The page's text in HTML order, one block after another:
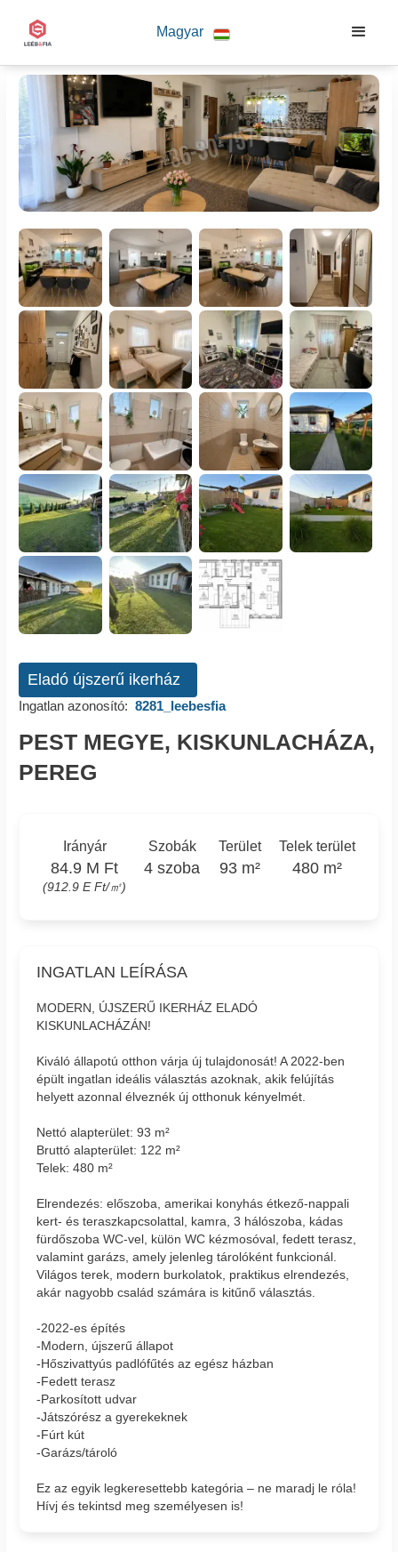
Magyar
Eladó újszerű ikerház
Ingatlan azonosító: 8281_leebesfia
PEST MEGYE, KISKUNLACHÁZA,
PEREG
Irányár
84.9 M Ft
(912.9 E Ft/㎡)
Szobák
4 szoba
Terület
93 m²
Telek terület
480 m²
INGATLAN LEÍRÁSA
MODERN, ÚJSZERŰ IKERHÁZ ELADÓ
KISKUNLACHÁZÁN!
Kiváló állapotú otthon várja új tulajdonosát! A 2022-ben
épült ingatlan ideális választás azoknak, akik felújítás
helyett azonnal élveznék új otthonuk kényelmét.
Nettó alapterület: 93 m²
Bruttó alapterület: 122 m²
Telek: 480 m²
Elrendezés: előszoba, amerikai konyhás étkező-nappali
kert- és teraszkapcsolattal, kamra, 3 hálószoba, kádas
fürdőszoba WC-vel, külön WC kézmosóval, fedett terasz,
valamint garázs, amely jelenleg tárolóként funkcionál.
Világos terek, modern burkolatok, praktikus elrendezés,
akár nagyobb család számára is kitűnő választás.
-2022-es építés
-Modern, újszerű állapot
-Hőszivattyús padlófűtés az egész házban
-Fedett terasz
-Parkosított udvar
-Játszórész a gyerekeknek
-Fúrt kút
-Garázs/tároló
Ez az egyik legkeresettebb kategória – ne maradj le róla!
Hívj és tekintsd meg személyesen is!